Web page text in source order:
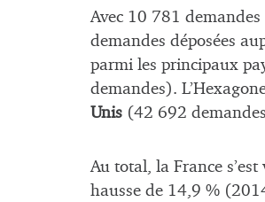
Avec 10 781
demandes déposées
parmi les principaux
demandes).
Unis (42 692
Au total, la France
hausse de 14,9 %